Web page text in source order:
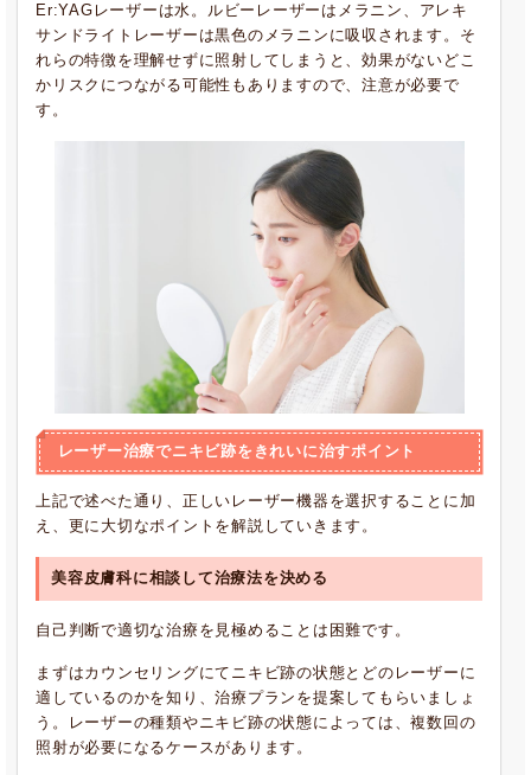
Er:YAGレーザーは水。ルビーレーザーはメラニン、アレキ
サンドライトレーザーは黒色のメラニンに吸収されます。そ
れらの特徴を理解せずに照射してしまうと、効果がないどこ
かリスクにつながる可能性もありますので、注意が必要で
す。
レーザー治療でニキビ跡をきれいに治すポイント
上記で述べた通り、正しいレーザー機器を選択することに加
え、更に大切なポイントを解説していきます。
美容皮膚科に相談して治療法を決める
自己判断で適切な治療を見極めることは困難です。
まずはカウンセリングにてニキビ跡の状態とどのレーザーに
適しているのかを知り、治療プランを提案してもらいましょ
う。レーザーの種類やニキビ跡の状態によっては、複数回の
照射が必要になるケースがあります。